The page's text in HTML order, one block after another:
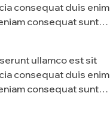
consequat duis enim
consequat sunt
ullamco est sit
consequat duis enim
consequat sunt